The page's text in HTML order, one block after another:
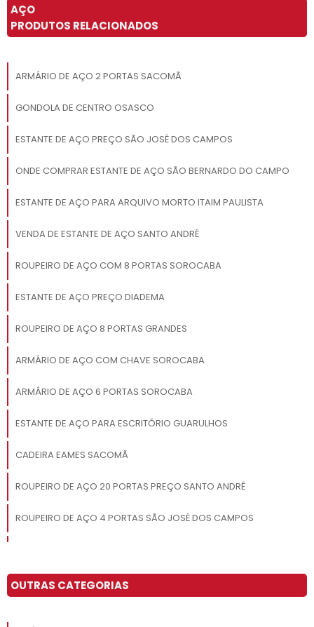
AÇO
PRODUTOS RELACIONADOS
ARMÁRIO DE AÇO 2 PORTAS SACOMÃ
GONDOLA DE CENTRO OSASCO
ESTANTE DE AÇO PREÇO SÃO JOSÉ DOS CAMPOS
ONDE COMPRAR ESTANTE DE AÇO SÃO BERNARDO DO CAMPO
ESTANTE DE AÇO PARA ARQUIVO MORTO ITAIM PAULISTA
VENDA DE ESTANTE DE AÇO SANTO ANDRÉ
ROUPEIRO DE AÇO COM 8 PORTAS SOROCABA
ESTANTE DE AÇO PREÇO DIADEMA
ROUPEIRO DE AÇO 8 PORTAS GRANDES
ARMÁRIO DE AÇO COM CHAVE SOROCABA
ARMÁRIO DE AÇO 6 PORTAS SOROCABA
ESTANTE DE AÇO PARA ESCRITÓRIO GUARULHOS
CADEIRA EAMES SACOMÃ
ROUPEIRO DE AÇO 20 PORTAS PREÇO SANTO ANDRÉ
ROUPEIRO DE AÇO 4 PORTAS SÃO JOSÉ DOS CAMPOS
GONDOLA DE CENTRO SANTO ANDRÉ
OUTRAS CATEGORIAS